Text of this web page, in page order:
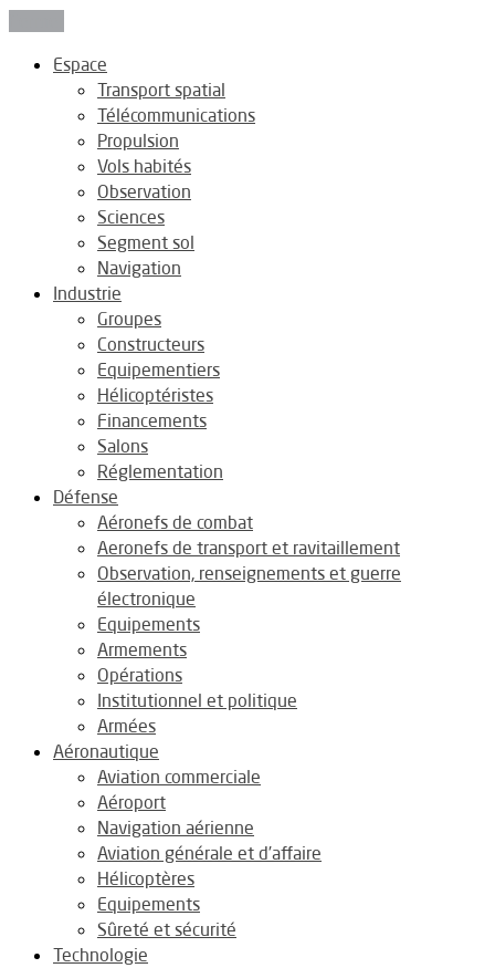
Espace
Transport spatial
Télécommunications
Propulsion
Vols habités
Observation
Sciences
Segment sol
Navigation
Industrie
Groupes
Constructeurs
Equipementiers
Hélicoptéristes
Financements
Salons
Réglementation
Défense
Aéronefs de combat
Aeronefs de transport et ravitaillement
Observation, renseignements et guerre
électronique
Equipements
Armements
Opérations
Institutionnel et politique
Armées
Aéronautique
Aviation commerciale
Aéroport
Navigation aérienne
Aviation générale et d’affaire
Hélicoptères
Equipements
Sûreté et sécurité
Technologie